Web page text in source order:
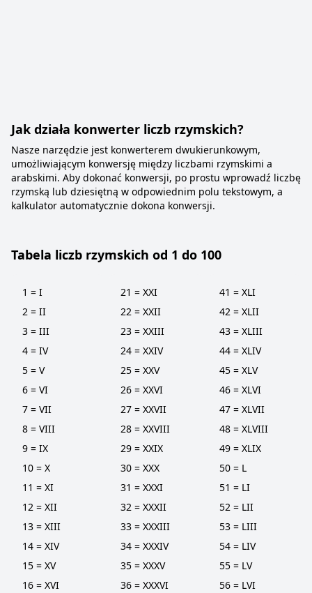
Jak działa konwerter liczb rzymskich?
Nasze narzędzie jest konwerterem dwukierunkowym,
umożliwiającym konwersję między liczbami rzymskimi a
arabskimi. Aby dokonać konwersji, po prostu wprowadź liczbę
rzymską lub dziesiętną w odpowiednim polu tekstowym, a
kalkulator automatycznie dokona konwersji.
Tabela liczb rzymskich od 1 do 100
1 = I
2 = II
3 = III
4 = IV
5 = V
6 = VI
7 = VII
8 = VIII
9 = IX
10 = X
11 = XI
12 = XII
13 = XIII
14 = XIV
15 = XV
16 = XVI
21 = XXI
22 = XXII
23 = XXIII
24 = XXIV
25 = XXV
26 = XXVI
27 = XXVII
28 = XXVIII
29 = XXIX
30 = XXX
31 = XXXI
32 = XXXII
33 = XXXIII
34 = XXXIV
35 = XXXV
36 = XXXVI
41 = XLI
42 = XLII
43 = XLIII
44 = XLIV
45 = XLV
46 = XLVI
47 = XLVII
48 = XLVIII
49 = XLIX
50 = L
51 = LI
52 = LII
53 = LIII
54 = LIV
55 = LV
56 = LVI